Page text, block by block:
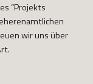
“Projekts
wir uns über